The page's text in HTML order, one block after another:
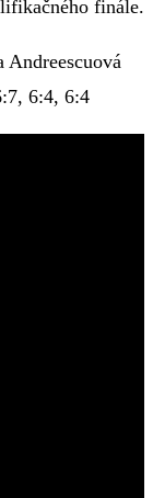
finále.
Andreescuová
6:4, 6:4